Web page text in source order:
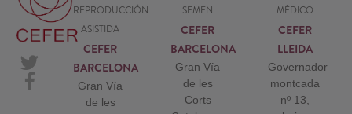
REPRODUCCIÓN
ASISTIDA
CEFER
BARCELONA
Gran Vía
de les
SEMEN
CEFER
BARCELONA
Gran Vía
de les
Corts
MÉDICO
CEFER
LLEIDA
Governador
montcada
nº 13,